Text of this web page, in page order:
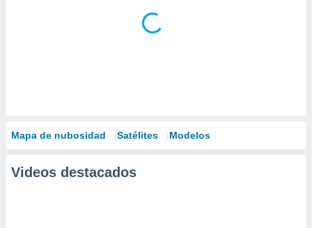
Mapa de nubosidad Satélites Modelos
Videos destacados